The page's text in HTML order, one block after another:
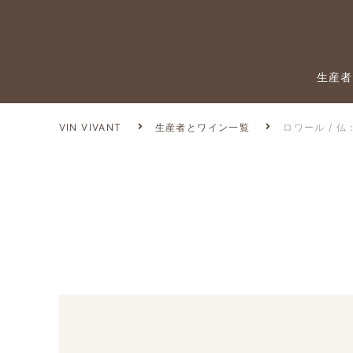
生産
VIN VIVANT 生産者とワイン一覧 ロワール / 仏